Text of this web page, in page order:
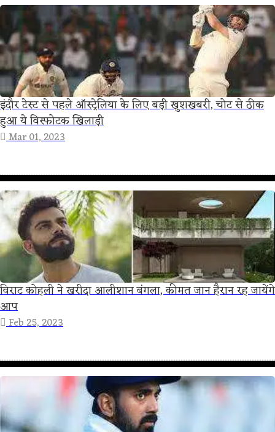
इंदौर टेस्ट से पहले ऑस्ट्रेलिया के लिए बड़ी खुशखबरी, चोट से ठीक
हुआ ये विस्फोटक खिलाड़ी
Mar 01, 2023
विराट कोहली ने खरीदा आलीशान बंगला, कीमत जान हैरान रह जायेंगे
आप
Feb 25, 2023